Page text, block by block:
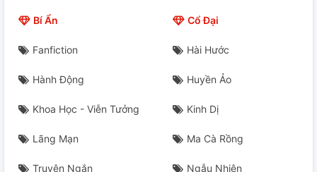
²⁵
²⁶
²⁷
Bí Ẩn Cổ Đại
Fanfiction Hài Hước
Hành Động Huyền Ảo
Khoa Học - Viễn Tưởng Kinh Dị
Lãng Mạn Ma Cà Rồng
Truyện Ngắn Ngẫu Nhiên